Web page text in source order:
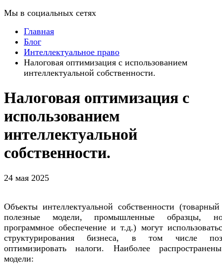
Мы в социальных сетях
Главная
Блог
Интеллектуальное право
Налоговая оптимизация с использованием
интеллектуальной собственности.
Налоговая оптимизация с
использованием
интеллектуальной
собственности.
24 мая 2025
Объекты интеллектуальной собственности
полезные модели, промышленные образцы,
программное обеспечение и т.д.) могут
структурирования бизнеса, в том числе
оптимизировать налоги. Наиболее
модели: